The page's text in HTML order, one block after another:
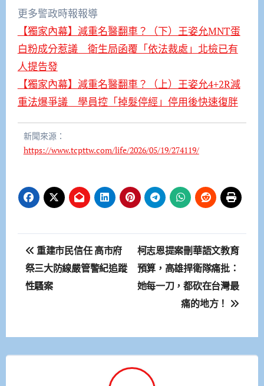
更多警政時報報導
【獨家內幕】減重名醫翻車？（下）王姿允MNT蛋
白粉成分惹議 衛生局函覆「依法裁處」北檢已有
人提告發
【獨家內幕】減重名醫翻車？（上）王姿允4+2R減
重法爆爭議 學員控「掉髮停經」停用後快速復胖
新聞來源：
https://www.tcpttw.com/life/2026/05/19/274119/
文
章
導
重建市民信任 高市府
祭三大防線嚴管警紀追蹤
性騷案
柯志恩提案刪華語文教育
預算，高雄捍衛隊痛批：
她每一刀，都砍在台灣最
痛的地方！